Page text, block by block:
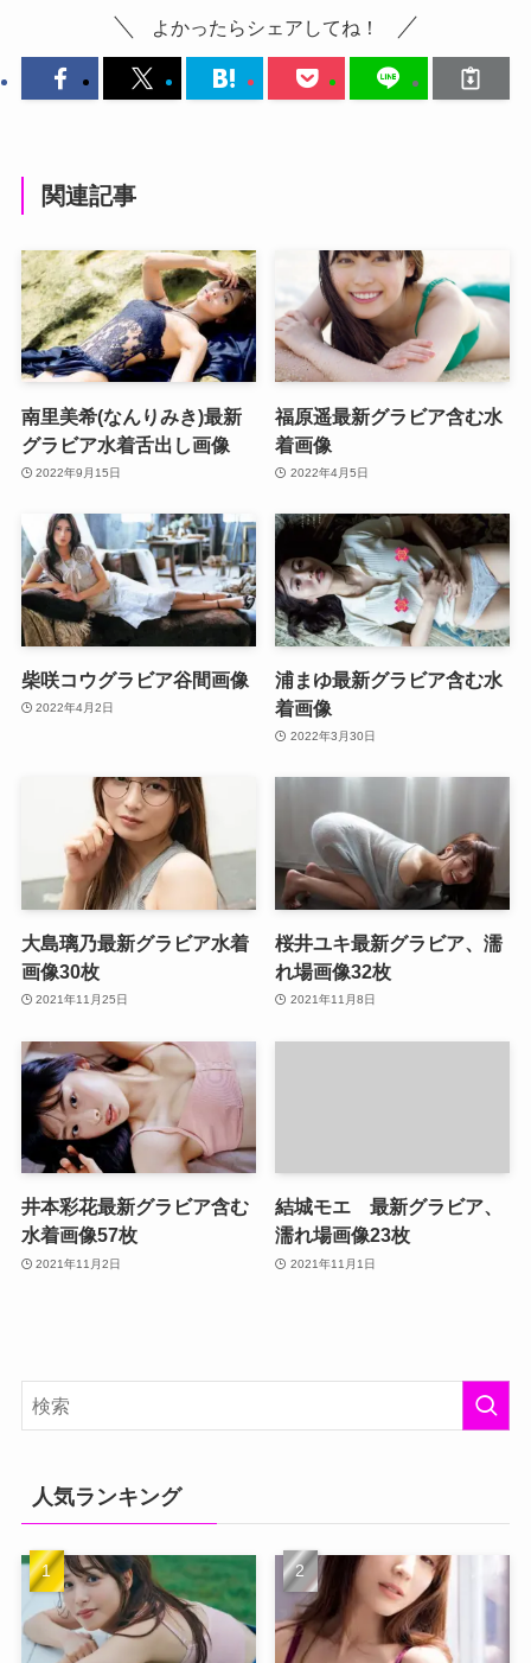
よかったらシェアしてね！
関連記事
南里美希(なんりみき)最新
グラビア水着舌出し画像
2022年9月15日
福原遥最新グラビア含む水
着画像
2022年4月5日
柴咲コウグラビア谷間画像
2022年4月2日
浦まゆ最新グラビア含む水
着画像
2022年3月30日
大島璃乃最新グラビア水着
画像30枚
2021年11月25日
桜井ユキ最新グラビア、濡
れ場画像32枚
2021年11月8日
井本彩花最新グラビア含む
水着画像57枚
2021年11月2日
結城モエ 最新グラビア、
濡れ場画像23枚
2021年11月1日
人気ランキング